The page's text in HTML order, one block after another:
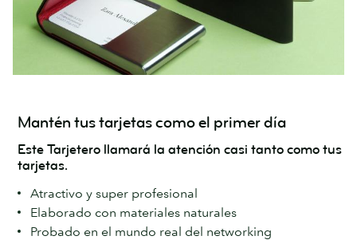
Mantén tus tarjetas como el primer día
Este Tarjetero llamará la atención casi tanto como tus
tarjetas.
Atractivo y super profesional
Elaborado con materiales naturales
Probado en el mundo real del networking